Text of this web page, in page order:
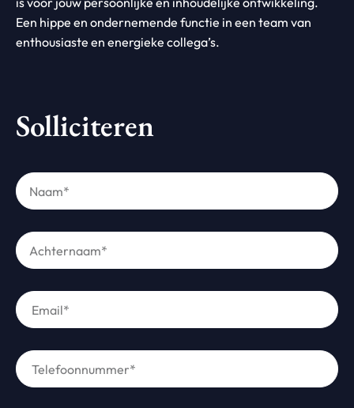
Een hippe en ondernemende functie in een team van
enthousiaste en energieke collega’s.
Solliciteren